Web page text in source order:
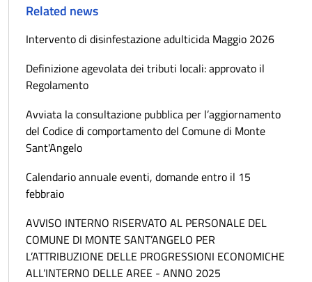
Related news
Intervento di disinfestazione adulticida Maggio 2026
Definizione agevolata dei tributi locali: approvato il
Regolamento
Avviata la consultazione pubblica per l’aggiornamento
del Codice di comportamento del Comune di Monte
Sant'Angelo
Calendario annuale eventi, domande entro il 15
febbraio
AVVISO INTERNO RISERVATO AL PERSONALE DEL
COMUNE DI MONTE SANT’ANGELO PER
L’ATTRIBUZIONE DELLE PROGRESSIONI ECONOMICHE
ALL’INTERNO DELLE AREE - ANNO 2025